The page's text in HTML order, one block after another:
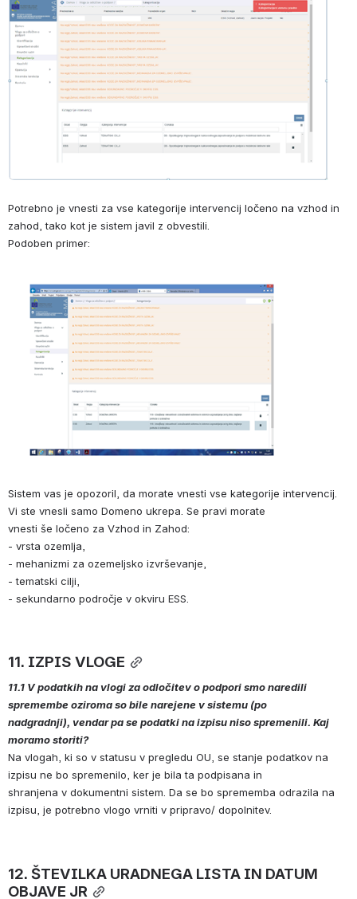
Potrebno je vnesti za vse kategorije intervencij ločeno na vzhod in
zahod, tako kot je sistem javil z obvestili.
Podoben primer:
Sistem vas je opozoril, da morate vnesti vse kategorije intervencij.
Vi ste vnesli samo Domeno ukrepa. Se pravi morate
vnesti še ločeno za Vzhod in Zahod:
- vrsta ozemlja,
- mehanizmi za ozemeljsko izvrševanje,
- tematski cilji,
- sekundarno področje v okviru ESS.
11. IZPIS VLOGE
11.1 V podatkih na vlogi za odločitev o podpori smo naredili
spremembe oziroma so bile narejene v sistemu (po
nadgradnji), vendar pa se podatki na izpisu niso spremenili. Kaj
moramo storiti?
Na vlogah, ki so v statusu v pregledu OU, se stanje podatkov na
izpisu ne bo spremenilo, ker je bila ta podpisana in
shranjena v dokumentni sistem. Da se bo sprememba odrazila na
izpisu, je potrebno vlogo vrniti v pripravo/ dopolnitev.
12. ŠTEVILKA URADNEGA LISTA IN DATUM
OBJAVE JR